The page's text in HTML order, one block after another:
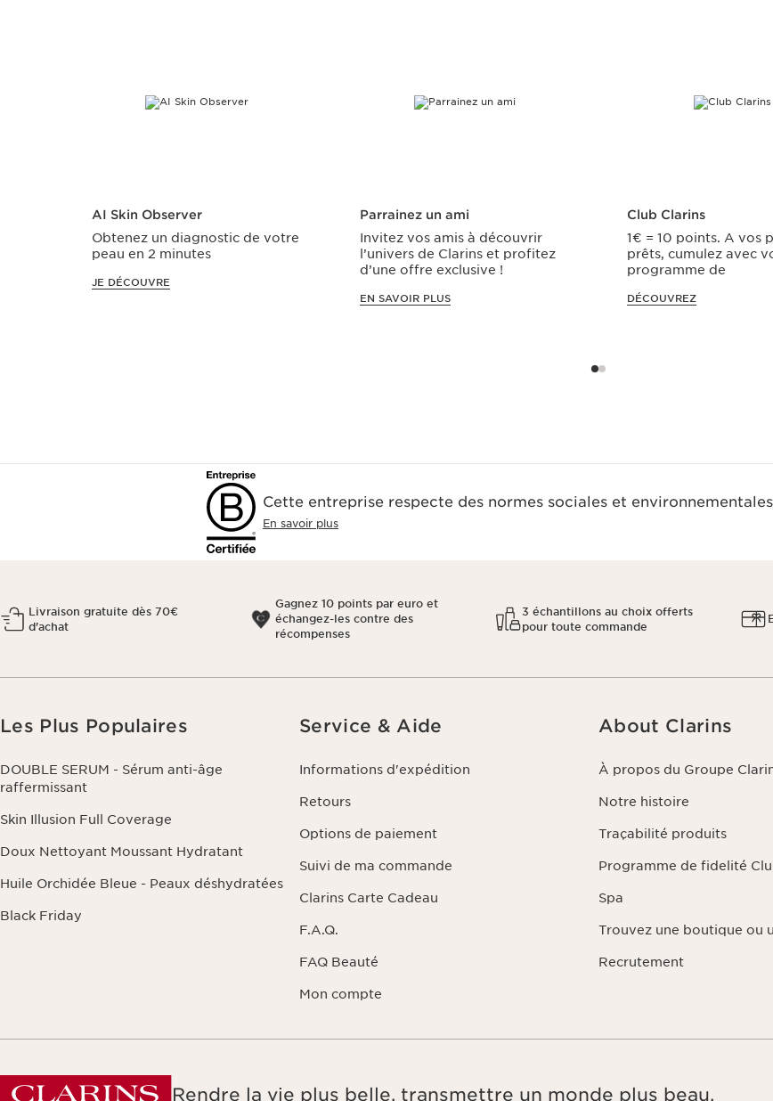
AI Skin Observer
Obtenez un diagnostic de votre
peau en 2 minutes
JE DÉCOUVRE
Parrainez un ami
Invitez vos amis à découvrir
l’univers de Clarins et profitez
d’une offre exclusive !
EN SAVOIR PLUS
Club Clarins
1€ = 10 points. A vos
prêts, cumulez avec
programme de
DÉCOUVREZ
Cette entreprise respecte des normes sociales et
En savoir plus
Livraison gratuite dès 70€
d'achat
Gagnez 10 points par euro et
échangez-les contre des
récompenses
3 échantillons au choix offerts
pour toute commande
Les Plus Populaires
DOUBLE SERUM - Sérum anti-âge
raffermissant
Skin Illusion Full Coverage
Doux Nettoyant Moussant Hydratant
Huile Orchidée Bleue - Peaux déshydratées
Black Friday
Service & Aide
Informations d'expédition
Retours
Options de paiement
Suivi de ma commande
Clarins Carte Cadeau
F.A.Q.
FAQ Beauté
Mon compte
About Clarins
À propos du Groupe
Notre histoire
Traçabilité produits
Programme de fidelité
Spa
Trouvez une boutique ou
Recrutement
Rendre la vie plus belle, transmettre un monde plus beau.